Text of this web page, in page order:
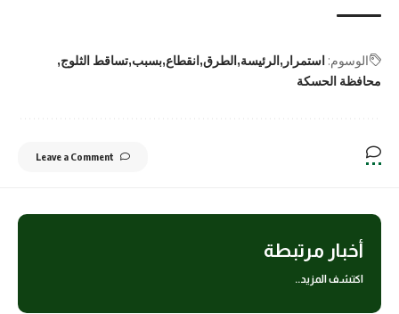
الوسوم: استمرار الرئيسة الطرق انقطاع بسبب تساقط الثلوج
محافظة الحسكة
Leave a Comment
أخبار مرتبطة
اكتشف المزيد..